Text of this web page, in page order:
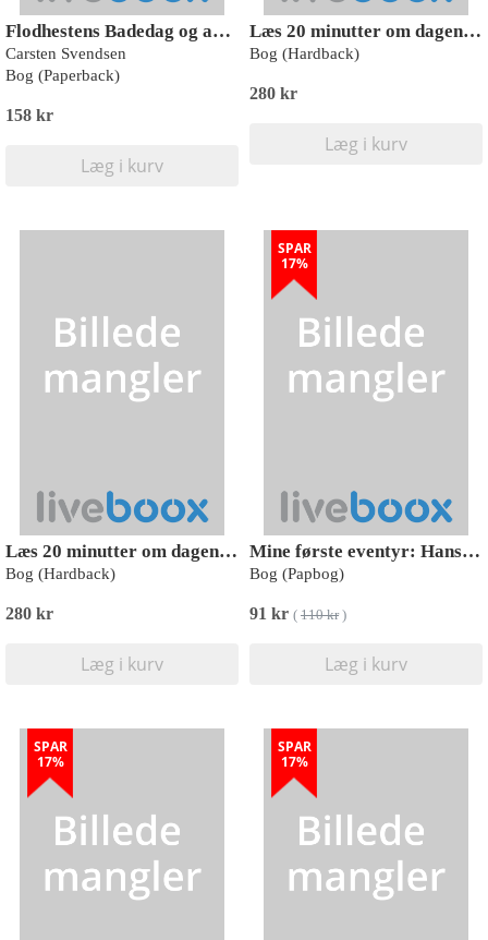
Flodhestens Badedag og andre børnedigte
Carsten Svendsen
Bog (Paperback)
158 kr
Læg i kurv
Læs 20 minutter om dagen - for dit barn: Vera Vaks og videnskaben og 5 andre historier
Bog (Hardback)
280 kr
Læg i kurv
Læs 20 minutter om dagen - for dit barn: Heksen og 7 andre historier
Bog (Hardback)
280 kr
Læg i kurv
SPAR
17%
Mine første eventyr: Hans og Grete
Bog (Papbog)
91 kr ( 110 kr)
Læg i kurv
SPAR
17%
SPAR
17%